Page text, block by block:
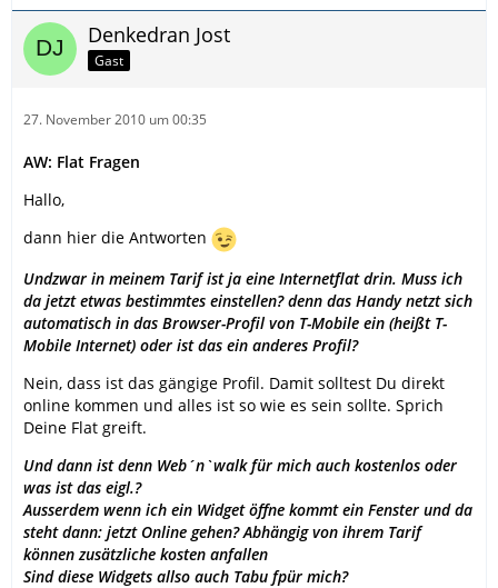
Denkedran Jost
Gast
27. November 2010 um 00:35
AW: Flat Fragen
Hallo,
dann hier die Antworten
Undzwar in meinem Tarif ist ja eine Internetflat drin. Muss ich
da jetzt etwas bestimmtes einstellen? denn das Handy netzt sich
automatisch in das Browser-Profil von T-Mobile ein (heißt T-
Mobile Internet) oder ist das ein anderes Profil?
Nein, dass ist das gängige Profil. Damit solltest Du direkt
online kommen und alles ist so wie es sein sollte. Sprich
Deine Flat greift.
Und dann ist denn Web´n`walk für mich auch kostenlos oder
was ist das eigl.?
Ausserdem wenn ich ein Widget öffne kommt ein Fenster und da
steht dann: jetzt Online gehen? Abhängig von ihrem Tarif
können zusätzliche kosten anfallen
Sind diese Widgets allso auch Tabu fpür mich?